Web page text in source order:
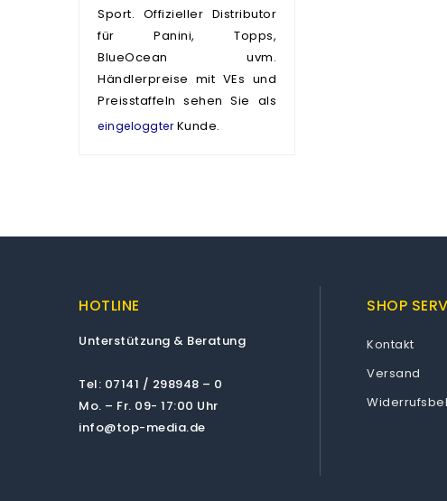
Sport. Offizieller Distributor
für Panini, Topps,
BlueOcean uvm.
Händlerpreise mit VEs und
Preisstaffeln sehen Sie als
eingeloggter Kunde.
HOTLINE
Unterstützung & Beratung
Tel: 07141 / 298948 – 0
Mo. – Fr. 09- 17:00 Uhr
info@top-media.de
SHOP
Kontakt
Versand